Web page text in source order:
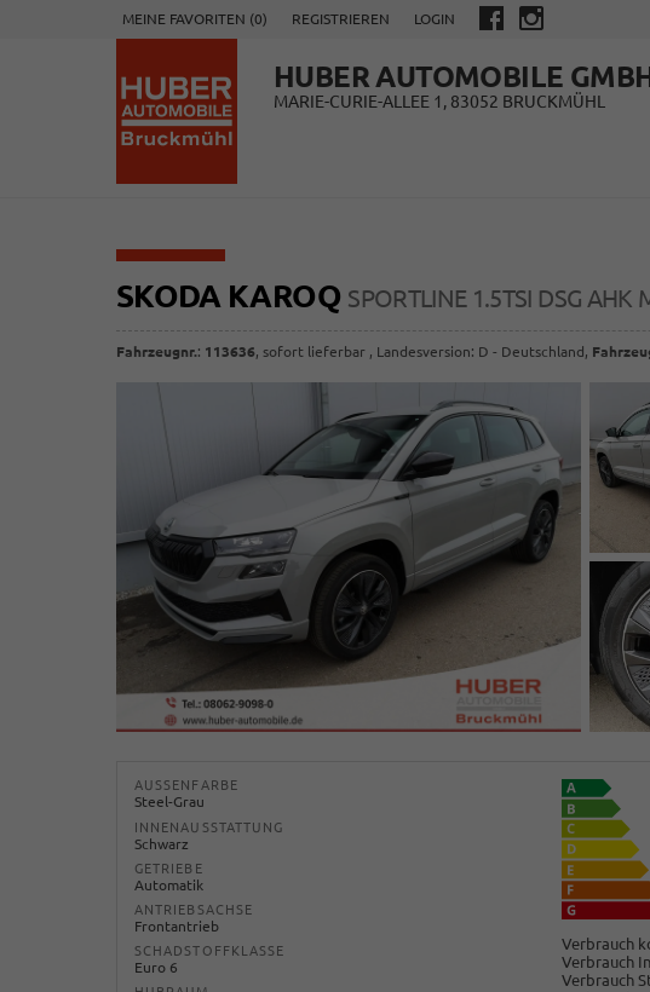
MEINE FAVORITEN (0) REGISTRIEREN LOGIN
HUBER AUTOMOBILE
MARIE-CURIE-ALLEE 1, 83052 BRUCKMÜHL
SKODA KAROQ SPORTLINE 1.5TSI DSG AHK
Fahrzeugnr.: 113636, sofort lieferbar , Landesversion: D - Deutschland,
AUSSENFARBE
Steel-Grau
INNENAUSSTATTUNG
Schwarz
GETRIEBE
Automatik
ANTRIEBSACHSE
Frontantrieb
SCHADSTOFFKLASSE
Euro 6
Verbrauch
Verbrauch
Verbrauch